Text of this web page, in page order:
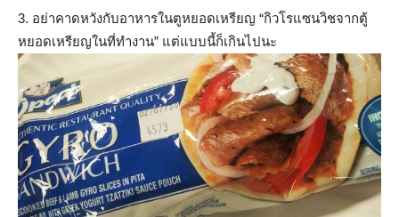
3. อย่าคาดหวังกับอาหารในตูหยอดเหรียญ “กิวโรแซนวิชจากตู้
หยอดเหรียญในที่ทำงาน” แต่แบบนี้ก็เกินไปนะ